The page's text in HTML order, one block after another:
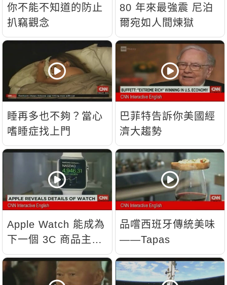
你不能不知道的防止
扒竊觀念
80 年來最強震 尼泊
爾宛如人間煉獄
睡再多也不夠？當心
嗜睡症找上門
巴菲特告訴你美國經
濟大趨勢
Apple Watch 能成為
下一個 3C 商品主
流？
品嚐西班牙傳統美味
——Tapas